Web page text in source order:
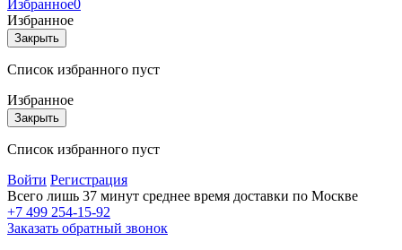
Избранное0
Избранное
Закрыть
Список избранного пуст
Избранное
Закрыть
Список избранного пуст
Войти Регистрация
Всего лишь 37 минут среднее время доставки по Москве
+7 499 254-15-92
Заказать обратный звонок